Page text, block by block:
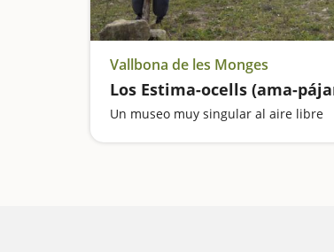
Vallbona de les Monges
Los Estima-ocells (ama-
Un museo muy singular al aire libre